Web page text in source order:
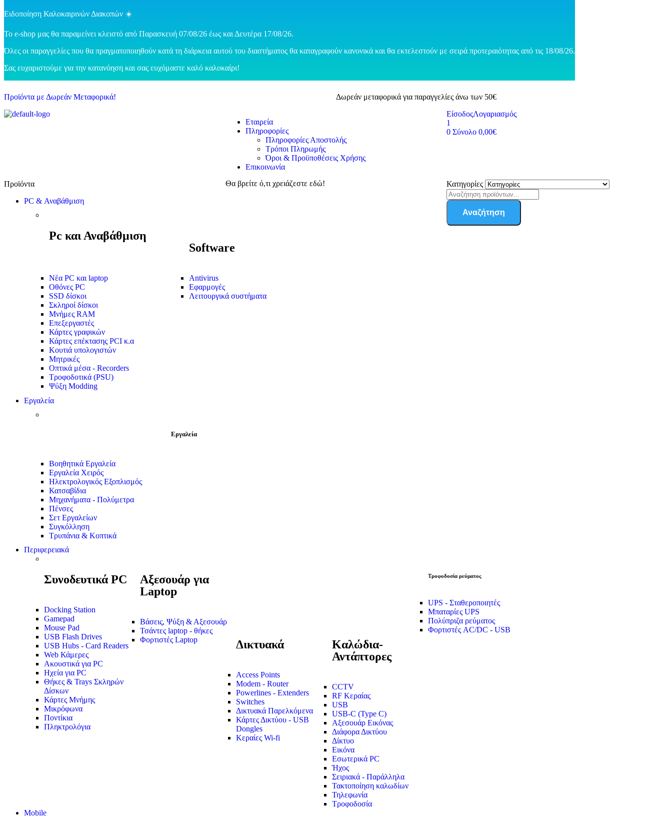
Ειδοποίηση Καλοκαιρινών Διακοπών ☀️
Το e-shop μας θα παραμείνει κλειστό από Παρασκευή 07/08/26 έως και Δευτέρα 17/08/26.
Όλες οι παραγγελίες που θα πραγματοποιηθούν κατά τη διάρκεια αυτού του διαστήματος θα καταγραφούν κανονικά και θα εκτελεστούν με σειρά προτεραιότητας από τις 18/08/26.
Σας ευχαριστούμε για την κατανόηση και σας ευχόμαστε καλό καλοκαίρι!
Προϊόντα με Δωρεάν Μεταφορικά! Δωρεάν μεταφορικά για παραγγελίες άνω των 50€
Εταιρεία
Πληροφορίες
Πληροφορίες Αποστολής
Τρόποι Πληρωμής
Όροι & Προϋποθέσεις Χρήσης
Επικοινωνία
ΕίσοδοςΛογαριασμός
1
0Σύνολο 0,00€
PC & Αναβάθμιση
Pc και Αναβάθμιση
Software
Νέα PC και laptop
Οθόνες PC
SSD δίσκοι
Σκληροί δίσκοι
Μνήμες RAM
Επεξεργαστές
Κάρτες γραφικών
Κάρτες επέκτασης PCI κ.α
Κουτιά υπολογιστών
Μητρικές
Οπτικά μέσα - Recorders
Τροφοδοτικά (PSU)
Ψύξη Modding
Antivirus
Εφαρμογές
Λειτουργικά συστήματα
Εργαλεία
Εργαλεία
Βοηθητικά Εργαλεία
Εργαλεία Χειρός
Ηλεκτρολογικός Εξοπλισμός
Κατσαβίδια
Μηχανήματα - Πολύμετρα
Πένσες
Σετ Εργαλείων
Συγκόλληση
Τρυπάνια & Κοπτικά
Περιφερειακά
Συνοδευτικά PC
Docking Station
Gamepad
Mouse Pad
USB Flash Drives
USB Hubs - Card Readers
Web Κάμερες
Ακουστικά για PC
Ηχεία για PC
Θήκες & Trays Σκληρών
Δίσκων
Κάρτες Μνήμης
Μικρόφωνα
Ποντίκια
Πληκτρολόγια
Αξεσουάρ για
Laptop
Βάσεις, Ψύξη & Αξεσουάρ
Τσάντες laptop - θήκες
Φορτιστές Laptop
Δικτυακά
Access Points
Modem - Router
Powerlines - Extenders
Switches
Δικτυακά Παρελκόμενα
Κάρτες Δικτύου - USB
Dongles
Κεραίες Wi-fi
Καλώδια-
Αντάπτορες
CCTV
RF Κεραίας
USB
USB-C (Type C)
Αξεσουάρ Εικόνας
Διάφορα Δικτύου
Δίκτυο
Εικόνα
Εσωτερικά PC
Ήχος
Σειριακά - Παράλληλα
Τακτοποίηση καλωδίων
Τηλεφωνία
Τροφοδοσία
Τροφοδοσία ρεύματος
UPS - Σταθεροποιητές
Μπαταρίες UPS
Πολύπριζα ρεύματος
Φορτιστές AC/DC - USB
Mobile
Θα βρείτε ό,τι χρειάζεστε εδώ! Κατηγορίες
Αναζήτηση